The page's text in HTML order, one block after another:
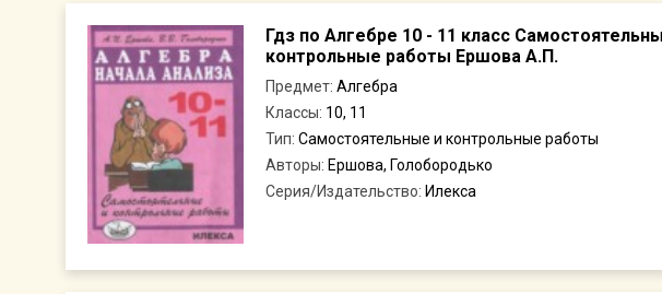
Гдз по Алгебре 10 - 11 класс
контрольные работы Ершова А.П.
Предмет: Алгебра
Классы: 10, 11
Тип: Самостоятельные и контрольные работы
Авторы: Ершова, Голобородько
Серия/Издательство: Илекса